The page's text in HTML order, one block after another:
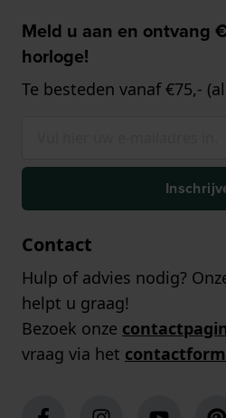
Meld u aan en ontvang
horloge!
Te besteden vanaf €75,-
Contact
Hulp of advies nodig?
helpt u graag!
Bezoek onze
vraag via het